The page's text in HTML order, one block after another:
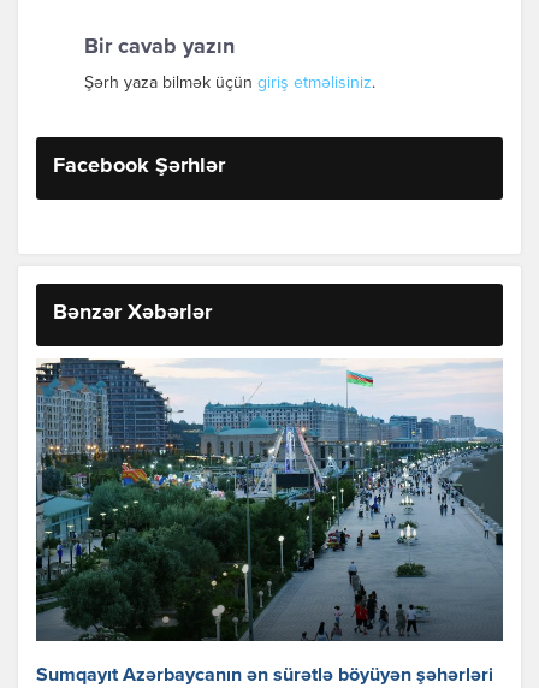
Bir cavab yazın
Şərh yaza bilmək üçün giriş etməlisiniz.
Facebook Şərhlər
Bənzər Xəbərlər
Sumqayıt Azərbaycanın ən sürətlə böyüyən şəhərləri